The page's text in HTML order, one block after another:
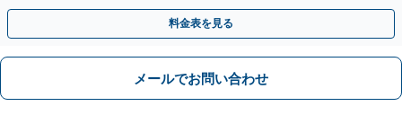
ます【博多駅6分】
料金表を見る
メールでお問い合わせ